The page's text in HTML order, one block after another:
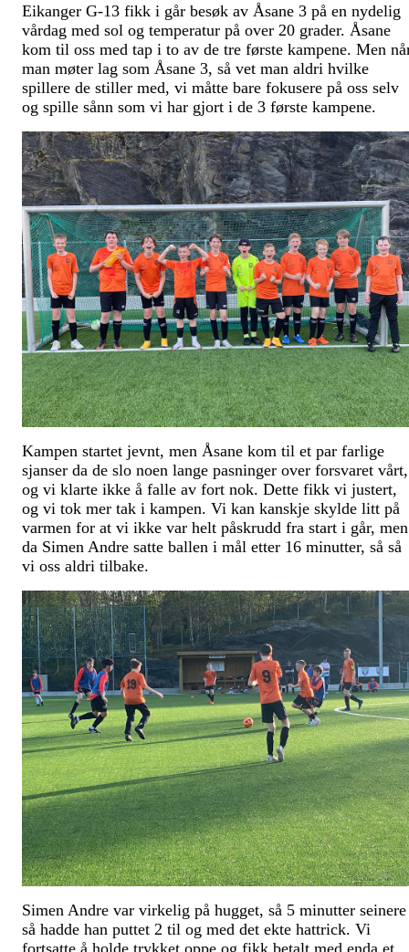
Eikanger G-13 fikk i går besøk av Åsane 3 på en nydelig
vårdag med sol og temperatur på over 20 grader. Åsane
kom til oss med tap i to av de tre første kampene. Men
man møter lag som Åsane 3, så vet man aldri hvilke
spillere de stiller med, vi måtte bare fokusere på oss selv
og spille sånn som vi har gjort i de 3 første kampene.
Kampen startet jevnt, men Åsane kom til et par farlige
sjanser da de slo noen lange pasninger over forsvaret vårt,
og vi klarte ikke å falle av fort nok. Dette fikk vi justert,
og vi tok mer tak i kampen. Vi kan kanskje skylde litt på
varmen for at vi ikke var helt påskrudd fra start i går, men
da Simen Andre satte ballen i mål etter 16 minutter, så så
vi oss aldri tilbake.
Simen Andre var virkelig på hugget, så 5 minutter seinere
så hadde han puttet 2 til og med det ekte hattrick. Vi
fortsatte å holde trykket oppe og fikk betalt med enda et